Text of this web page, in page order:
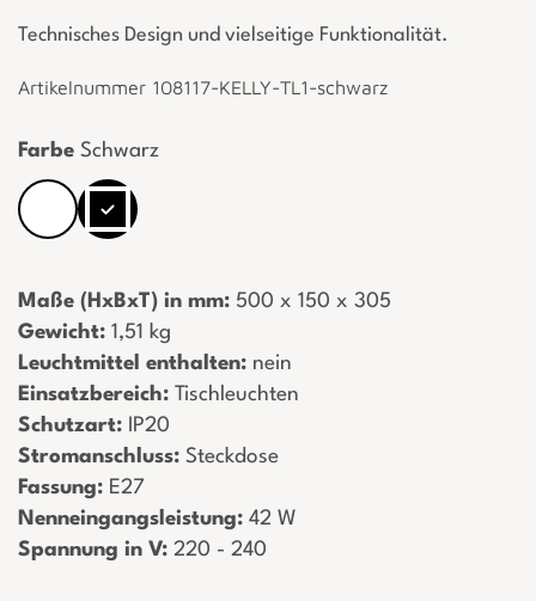
Technisches Design und vielseitige Funktionalität.
Artikelnummer 108117-KELLY-TL1-schwarz
Farbe Schwarz
Maße (HxBxT) in mm: ­ 500 x 150 x 305
Gewicht: ­ 1,51 kg
Leuchtmittel enthalten: ­ nein
Einsatzbereich: ­ Tischleuchten
Schutzart: ­ IP20
Stromanschluss: ­ Steckdose
Fassung: ­ E27
Nenneingangsleistung: ­ 42 W
Spannung in V: ­ 220 - 240